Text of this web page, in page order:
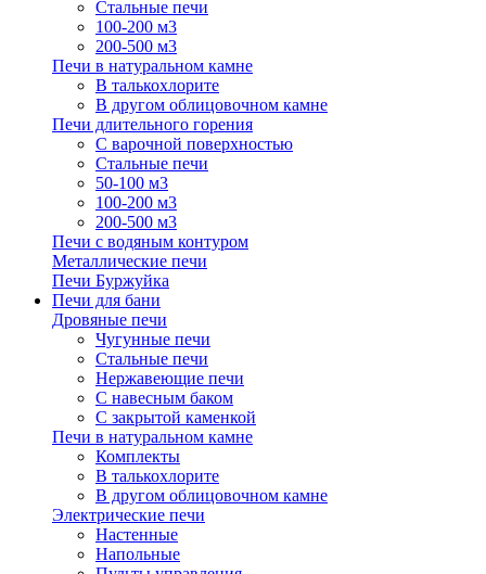
Стальные печи
100-200 м3
200-500 м3
Печи в натуральном камне
В талькохлорите
В другом облицовочном камне
Печи длительного горения
С варочной поверхностью
Стальные печи
50-100 м3
100-200 м3
200-500 м3
Печи с водяным контуром
Металлические печи
Печи Буржуйка
Печи для бани
Дровяные печи
Чугунные печи
Стальные печи
Нержавеющие печи
С навесным баком
С закрытой каменкой
Печи в натуральном камне
Комплекты
В талькохлорите
В другом облицовочном камне
Электрические печи
Настенные
Напольные